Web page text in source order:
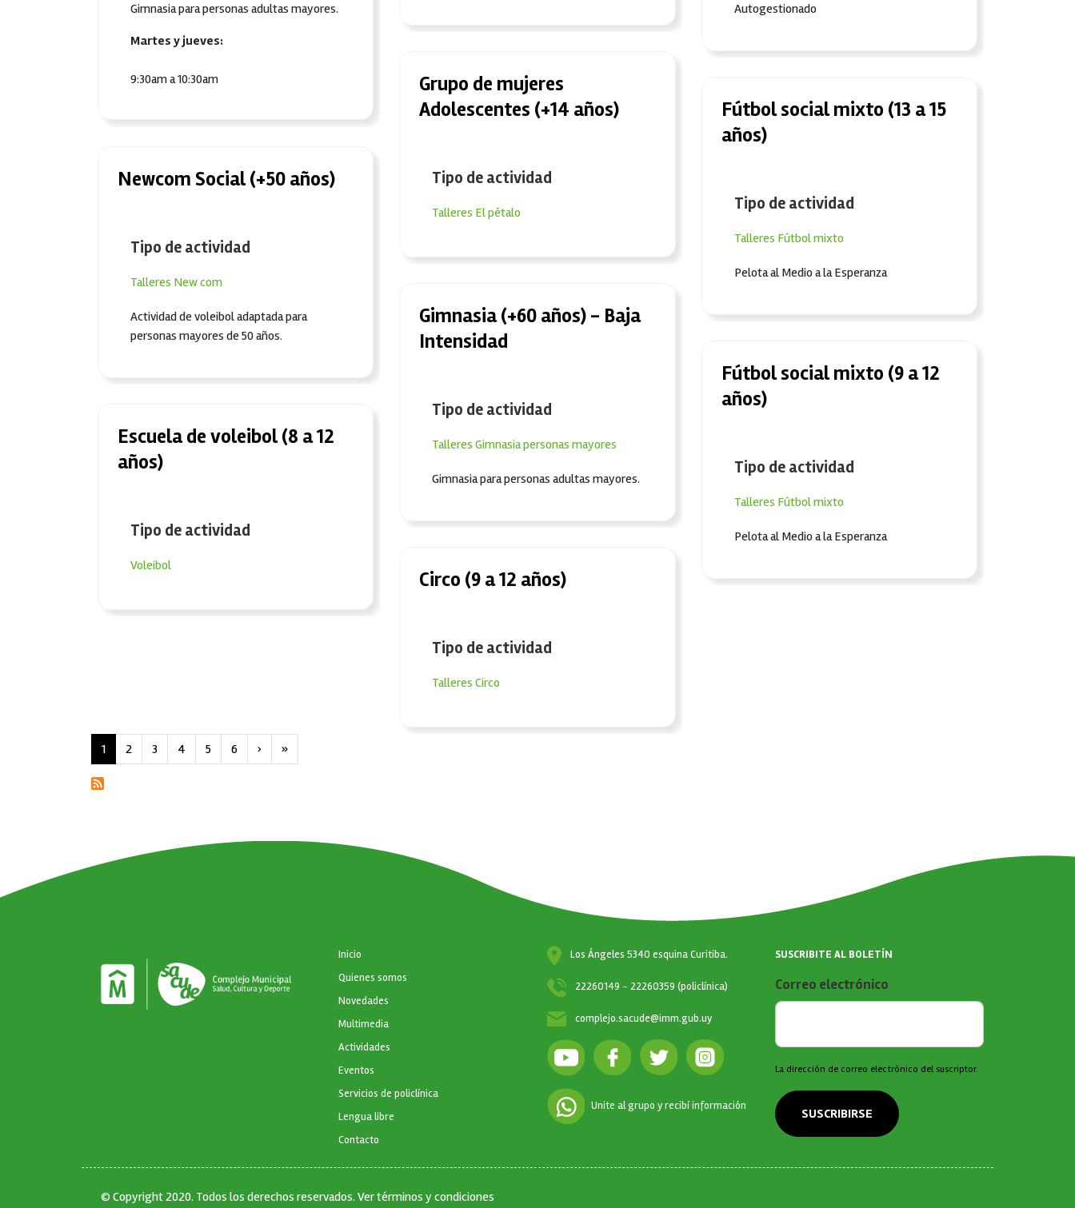
Gimnasia para personas adultas mayores.
Martes y jueves:
9:30am a 10:30am
Newcom Social (+50 años)
Tipo de actividad
Talleres New com
Actividad de voleibol adaptada para
personas mayores de 50 años.
Escuela de voleibol (8 a 12
años)
Tipo de actividad
Voleibol
Grupo de mujeres
Adolescentes (+14 años)
Tipo de actividad
Talleres El pétalo
Gimnasia (+60 años) - Baja
Intensidad
Tipo de actividad
Talleres Gimnasia personas mayores
Gimnasia para personas adultas mayores.
Circo (9 a 12 años)
Tipo de actividad
Talleres Circo
Autogestionado
Fútbol social mixto (13 a 15
años)
Tipo de actividad
Talleres Fútbol mixto
Pelota al Medio a la Esperanza
Fútbol social mixto (9 a 12
años)
Tipo de actividad
Talleres Fútbol mixto
Pelota al Medio a la Esperanza
Paginación
1 2 3 4 5 6 › Siguiente página
»Última página
NAVEGACIÓN PRINCIPAL
Inicio
Quienes somos
Novedades
Multimedia
Actividades
Eventos
Servicios de policlínica
Lengua libre
Contacto
Los Ángeles 5340 esquina Curitiba.
22260149 - 22260359 (policlínica)
complejo.sacude@imm.gub.uy
Unite al grupo y recibí información
SUSCRIBITE AL BOLETÍN
Correo electrónico
La dirección de correo electrónico del suscriptor.
SUSCRIBIRSE
© Copyright 2020. Todos los derechos reservados. Ver términos y condiciones